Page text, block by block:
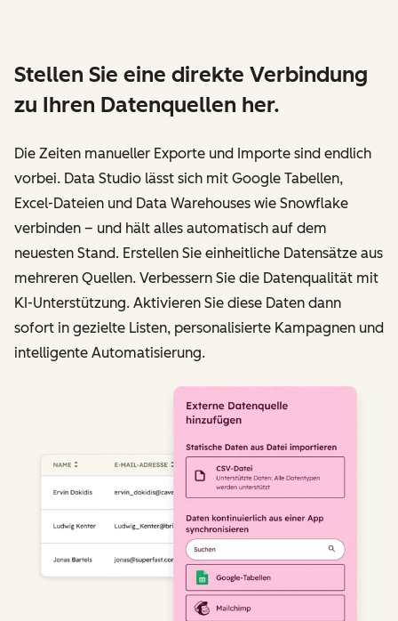
Stellen Sie eine direkte Verbindung
zu Ihren Datenquellen her.
Die Zeiten manueller Exporte und Importe sind endlich
vorbei. Data Studio lässt sich mit Google Tabellen,
Excel-Dateien und Data Warehouses wie Snowflake
verbinden – und hält alles automatisch auf dem
neuesten Stand. Erstellen Sie einheitliche Datensätze aus
mehreren Quellen. Verbessern Sie die Datenqualität mit
KI-Unterstützung. Aktivieren Sie diese Daten dann
sofort in gezielte Listen, personalisierte Kampagnen und
intelligente Automatisierung.